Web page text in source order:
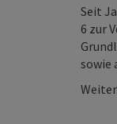
Seit
6 zur
sowie